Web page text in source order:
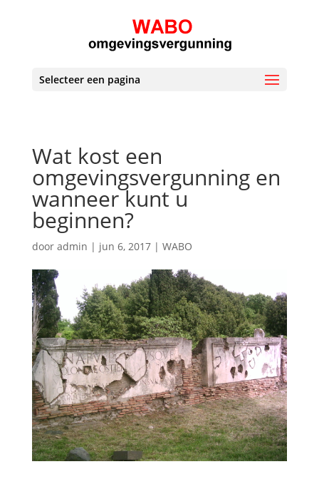
Selecteer een pagina
Wat kost een
omgevingsvergunning en
wanneer kunt u
beginnen?
door admin | jun 6, 2017| WABO